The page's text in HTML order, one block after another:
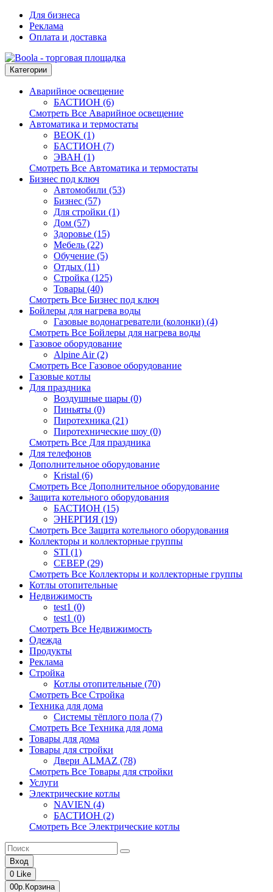
Для бизнеса
Реклама
Оплата и доставка
Категории
Аварийное освещение
БАСТИОН (6)
Смотреть Все Аварийное освещение
Автоматика и термостаты
BEOK (1)
БАСТИОН (7)
ЭВАН (1)
Смотреть Все Автоматика и термостаты
Бизнес под ключ
Автомобили (53)
Бизнес (57)
Для стройки (1)
Дом (57)
Здоровье (15)
Мебель (22)
Обучение (5)
Отдых (11)
Стройка (125)
Товары (40)
Смотреть Все Бизнес под ключ
Бойлеры для нагрева воды
Газовые водонагреватели (колонки) (4)
Смотреть Все Бойлеры для нагрева воды
Газовое оборудование
Alpine Air (2)
Смотреть Все Газовое оборудование
Газовые котлы
Для праздника
Воздушные шары (0)
Пиньяты (0)
Пиротехника (21)
Пиротехнические шоу (0)
Смотреть Все Для праздника
Для телефонов
Дополнительное оборудование
Kristal (6)
Смотреть Все Дополнительное оборудование
Защита котельного оборудования
БАСТИОН (15)
ЭНЕРГИЯ (19)
Смотреть Все Защита котельного оборудования
Коллекторы и коллекторные группы
STI (1)
СЕВЕР (29)
Смотреть Все Коллекторы и коллекторные группы
Котлы отопительные
Недвижимость
test1 (0)
test1 (0)
Смотреть Все Недвижимость
Одежда
Продукты
Реклама
Стройка
Котлы отопительные (70)
Смотреть Все Стройка
Техника для дома
Системы тёплого пола (7)
Смотреть Все Техника для дома
Товары для дома
Товары для стройки
Двери ALMAZ (78)
Смотреть Все Товары для стройки
Услуги
Электрические котлы
NAVIEN (4)
БАСТИОН (2)
Смотреть Все Электрические котлы
Вход
0 Like
00р. Корзина